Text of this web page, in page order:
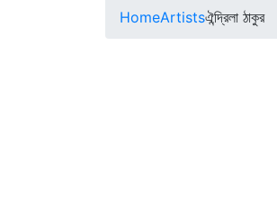
HomeArtistsঐন্দ্রিলা ঠাকুর